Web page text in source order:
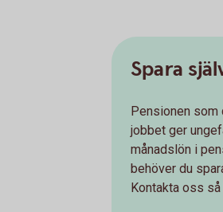
Spara
Pensionen som
jobbet ger
månadslön i
behöver du
Kontakta oss